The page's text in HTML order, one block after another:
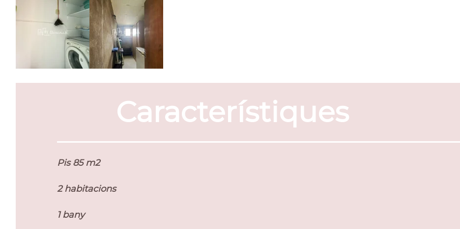
Característiques
Pis 85 m2
2 habitacions
1 bany